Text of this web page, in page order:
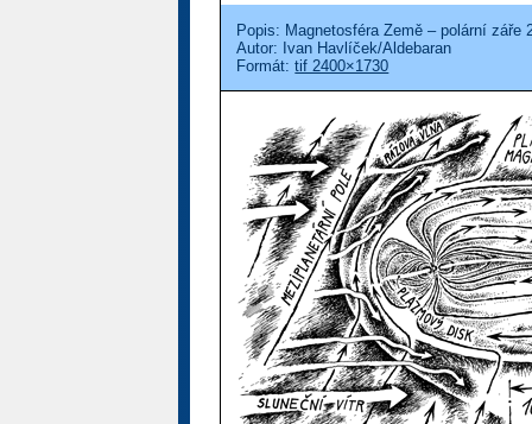
Popis: Magnetosféra Země – polární záře
Autor: Ivan Havlíček/Aldebaran
Formát:tif 2400×1730